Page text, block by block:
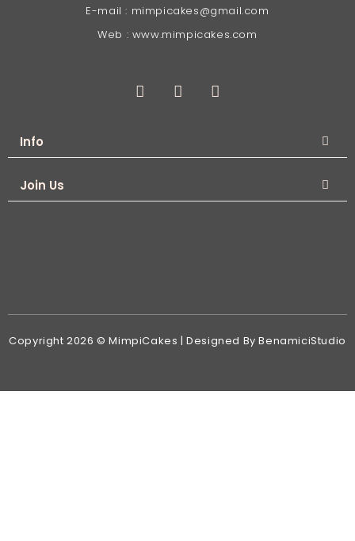
E-mail : mimpicakes@gmail.com
Web : www.mimpicakes.com
Info
Join Us
Copyright 2026 © MimpiCakes | Designed By BenamiciStudio